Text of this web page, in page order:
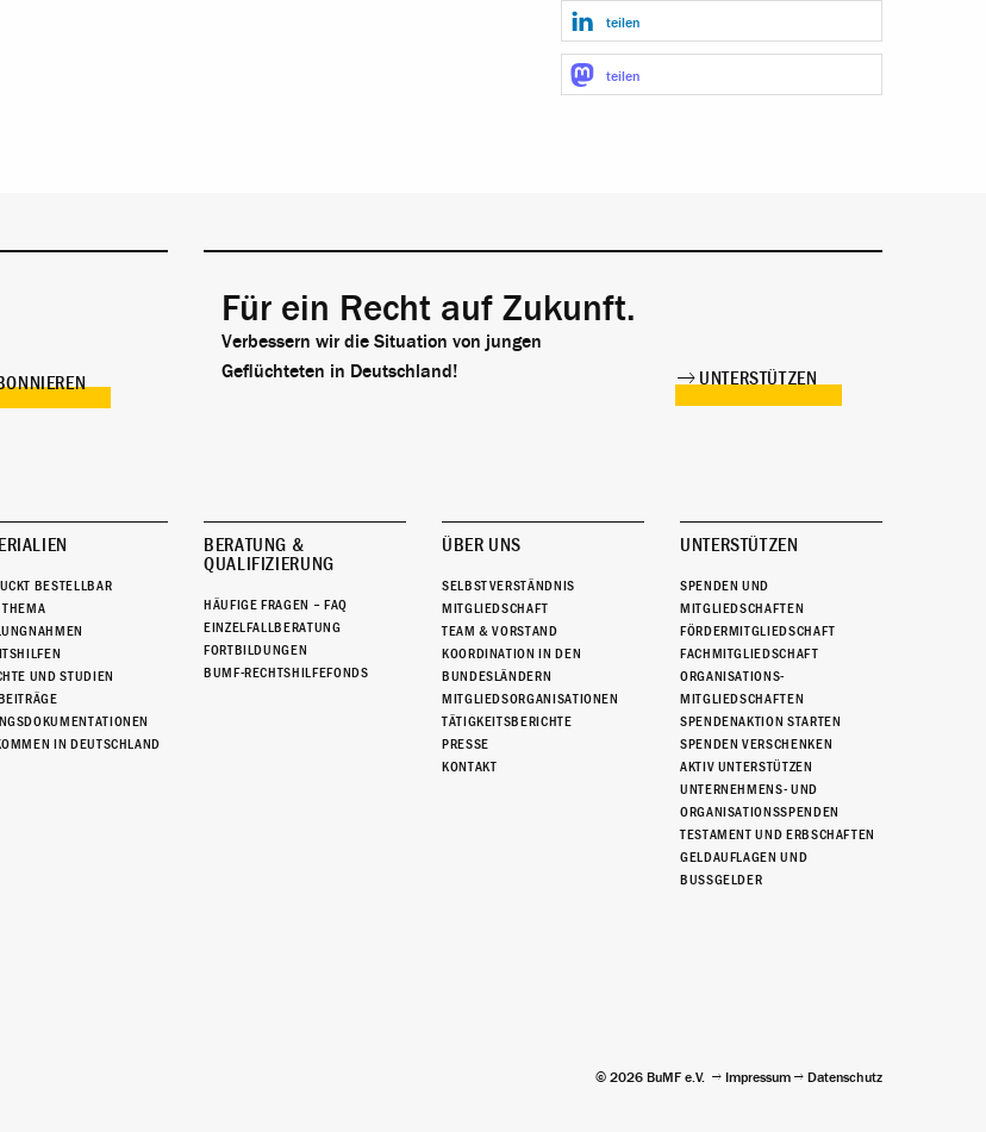
teilen
teilen
Für ein Recht auf Zukunft.
Verbessern wir die Situation von jungen
Geflüchteten in Deutschland!
UNTERSTÜTZEN
BESTELLBAR
UND STUDIEN
IN DEUTSCHLAND
BERATUNG &
QUALIFIZIERUNG
HÄUFIGE FRAGEN – FAQ
EINZELFALLBERATUNG
FORTBILDUNGEN
BUMF-RECHTSHILFEFONDS
ÜBER UNS
SELBSTVERSTÄNDNIS
MITGLIEDSCHAFT
TEAM & VORSTAND
KOORDINATION IN DEN
BUNDESLÄNDERN
MITGLIEDSORGANISATIONEN
TÄTIGKEITSBERICHTE
PRESSE
KONTAKT
UNTERSTÜTZEN
SPENDEN UND
MITGLIEDSCHAFTEN
FÖRDERMITGLIEDSCHAFT
FACHMITGLIEDSCHAFT
ORGANISATIONS-
MITGLIEDSCHAFTEN
SPENDENAKTION STARTEN
SPENDEN VERSCHENKEN
AKTIV UNTERSTÜTZEN
UNTERNEHMENS- UND
ORGANISATIONSSPENDEN
TESTAMENT UND ERBSCHAFTEN
GELDAUFLAGEN UND
BUSSGELDER
© 2026 BuMF e.V. Impressum Datenschutz